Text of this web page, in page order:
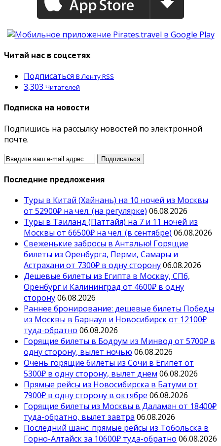
Читай нас в соцсетях
Подписаться В Ленту RSS
3,303 Читателей
Подписка на новости
Подпишись на рассылку новостей по электронной
почте.
Последние предложения
Туры в Китай (Хайнань) на 10 ночей из Москвы
от 52900₽ на чел. (на регулярке) 06.08.2026
Туры в Таиланд (Паттайя) на 7 и 11 ночей из
Москвы от 66500₽ на чел. (в сентябре) 06.08.2026
Свеженькие забросы в Анталью! Горящие
билеты из Оренбурга, Перми, Самары и
Астрахани от 7300₽ в одну сторону06.08.2026
Дешевые билеты из Египта в Москву, СПб,
Оренбург и Калининград от 4600₽ в одну
сторону06.08.2026
Раннее бронирование: дешевые билеты Победы
из Москвы в Барнаул и Новосибирск от 12100₽
туда-обратно 06.08.2026
Горящие билеты в Бодрум из Минвод от 5700₽ в
одну сторону, вылет ночью 06.08.2026
Очень горящие билеты из Сочи в Египет от
5300₽ в одну сторону, вылет днем 06.08.2026
Прямые рейсы из Новосибирска в Батуми от
7900₽ в одну сторону в октябре 06.08.2026
Горящие билеты из Москвы в Даламан от 18400₽
туда-обратно, вылет завтра 06.08.2026
Последний шанс: прямые рейсы из Тобольска в
Горно-Алтайск за 10600₽ туда-обратно 06.08.2026